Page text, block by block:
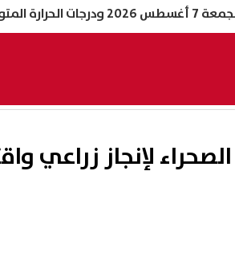
لإنجاز زراعي